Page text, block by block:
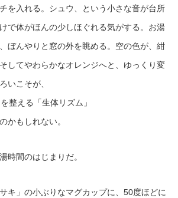
を入れる。シュウ、という小さな音が台所
で体がほんの少しほぐれる気がする。お湯
ぼんやりと窓の外を眺める。空の色が、紺
してやわらかなオレンジへと、ゆっくり変
いこそが、
整える「生体リズム」
かもしれない。
時間のはじまりだ。
キ」の小ぶりなマグカップに、50度ほどに